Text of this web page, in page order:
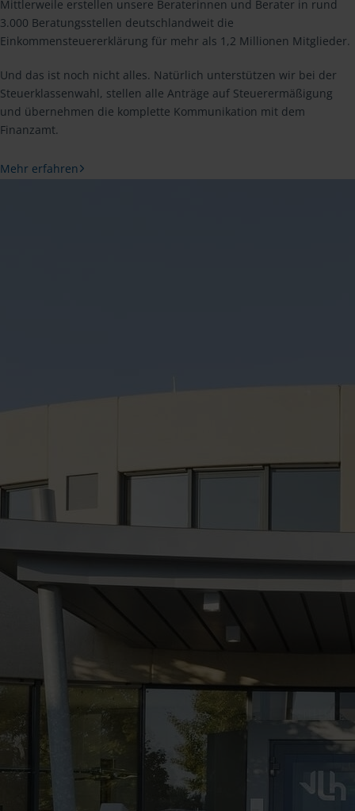
Mittlerweile erstellen unsere Beraterinnen und Berater in rund
3.000 Beratungsstellen deutschlandweit die
Einkommensteuererklärung für mehr als 1,2 Millionen Mitglieder.
Und das ist noch nicht alles. Natürlich unterstützen wir bei der
Steuerklassenwahl, stellen alle Anträge auf Steuerermäßigung
und übernehmen die komplette Kommunikation mit dem
Finanzamt.
Mehr erfahren